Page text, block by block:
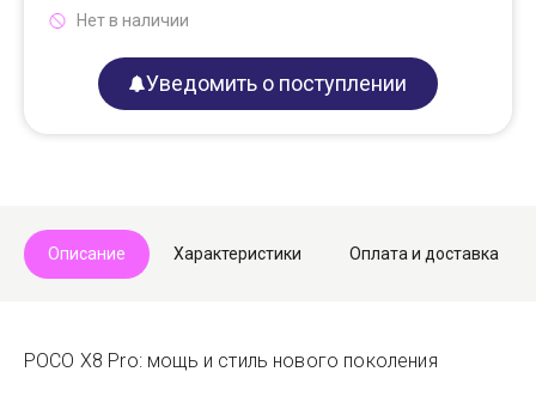
Нет в наличии
Уведомить о поступлении
Описание Характеристики Оплата и доставка
POCO X8 Pro: мощь и стиль нового поколения